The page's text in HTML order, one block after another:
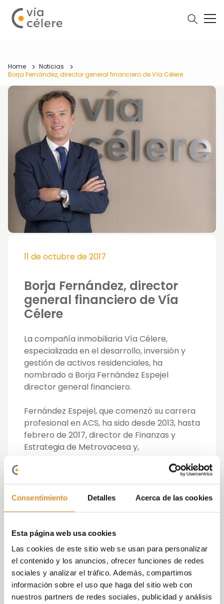
Consentimiento Detalles Acerca de las cookies
Esta página web usa cookies
Las cookies de este sitio web se usan para personalizar
el contenido y los anuncios, ofrecer funciones de redes
sociales y analizar el tráfico. Además, compartimos
información sobre el uso que haga del sitio web con
nuestros partners de redes sociales, publicidad y análisis
Home
Noticias
Borja Fernández, director general financiero de Vía Célere
11 de octubre de 2017
Borja Fernández, director
general financiero de Vía
Célere
La compañía inmobiliaria Vía Célere,
especializada en el desarrollo, inversión y
gestión de activos residenciales, ha
nombrado a Borja Fernández Espejel
director general financiero.
Fernández Espejel, que comenzó su carrera
profesional en ACS, ha sido desde 2013, hasta
febrero de 2017, director de Finanzas y
Estrategia de Metrovacesa y,
anteriormente, desempeñó cargos
directivos en Caser, N+1 (actualmente
Alantra) y Ahorro Corporación, han
informado hoy fuentes de la compañía.
por la Universidad Autónoma de Madrid,
Fernández Espejel ha sido reconocido en los
dos últimos años como uno de los 100
mejores CFO de España (directores
financieros) por Actualidad Económica y
KPMG.